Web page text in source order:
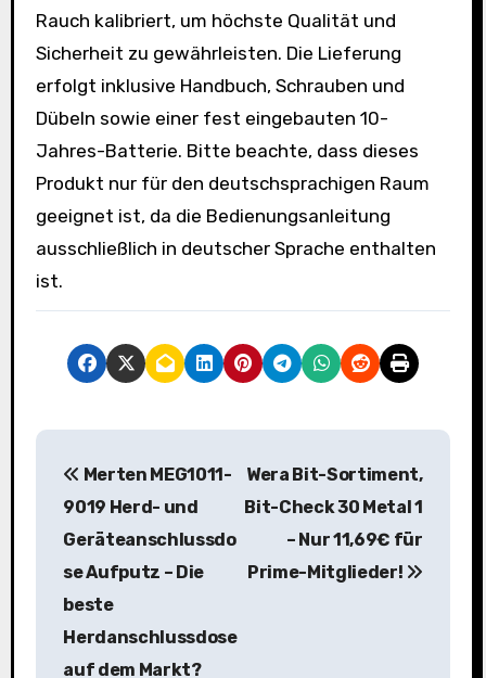
Rauch kalibriert, um höchste Qualität und
Sicherheit zu gewährleisten. Die Lieferung
erfolgt inklusive Handbuch, Schrauben und
Dübeln sowie einer fest eingebauten 10-
Jahres-Batterie. Bitte beachte, dass dieses
Produkt nur für den deutschsprachigen Raum
geeignet ist, da die Bedienungsanleitung
ausschließlich in deutscher Sprache enthalten
ist.
B
Merten MEG1011-
9019 Herd- und
Geräteanschlussdo
se Aufputz – Die
beste
Herdanschlussdose
auf dem Markt?
Wera Bit-Sortiment,
Bit-Check 30 Metal 1
– Nur 11,69€ für
Prime-Mitglieder!